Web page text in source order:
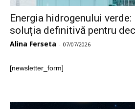
Energia hidrogenului
soluția definitivă pentru
Alina Ferseta - 07/07/2026
[newsletter_form]